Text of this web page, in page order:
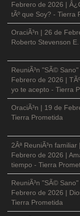
Febrero de 2026 |
tÃº que Soy? - Tierra
OraciÃ³n | 26 de
Roberto Stevenson E.
ReuniÃ³n "SÃ©
Febrero de 2026 |
yo te acepto - Tierra
OraciÃ³n | 19 de
Tierra Prometida
2Âª ReuniÃ³n familiar
Febrero de 2026 |
tiempo - Tierra
ReuniÃ³n "SÃ©
Febrero de 2026 |
Tierra Prometida